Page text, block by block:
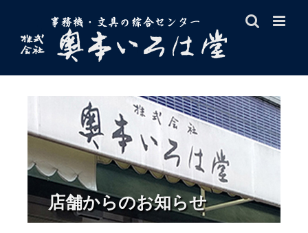
content
店舗からのお知らせ